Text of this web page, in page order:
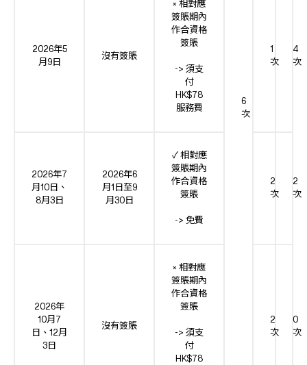
6
次
2026年5
月9日
沒有簽賬
× 相對應
簽賬期內
作合資格
簽賬
-> 須支
付
HK$78
服務費
1
次
4
次
2026年7
月10日、
8月3日
2026年6
月1日至9
月30日
✓ 相對應
簽賬期內
作合資格
簽賬
-> 免費
2
次
2
次
2026年
10月7
日、12月
3日
沒有簽賬
× 相對應
簽賬期內
作合資格
簽賬
-> 須支
付
HK$78
2
次
0
次